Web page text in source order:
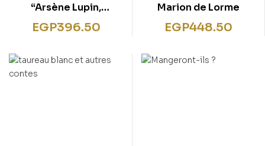
“Arsène Lupin,
gentleman-
cambrioleur”
EGP396.50
Marion de Lorme
EGP448.50